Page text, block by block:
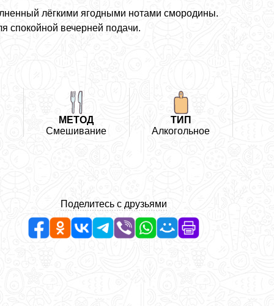
лёгкими ягодными нотами смородины.
спокойной вечерней подачи.
МЕТОД
Смешивание
ТИП
Алкогольное
Поделитесь с друзьями